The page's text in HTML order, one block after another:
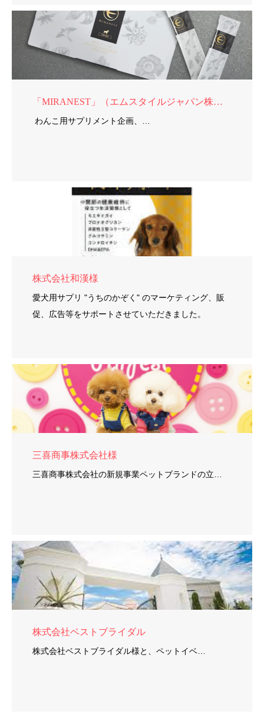
「MIRANEST」（エムスタイルジャパン株式会社）様
わんこ用サプリメント企画、…
株式会社和漢様
愛犬用サプリ "うちのかぞく" のマーケティング、販
促、広告等をサポートさせていただきました。
三喜商事株式会社様
三喜商事株式会社の新規事業ペットブランドの立…
株式会社ベストブライダル
株式会社ベストブライダル様と、ペットイベ…